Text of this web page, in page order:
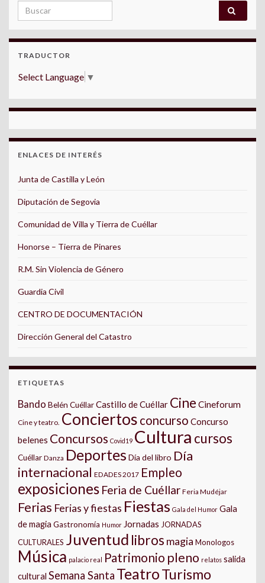
Search for:
TRADUCTOR
Select Language ▼
ENLACES DE INTERÉS
Junta de Castilla y León
Diputación de Segovia
Comunidad de Villa y Tierra de Cuéllar
Honorse – Tierra de Pinares
R.M. Sin Violencia de Género
Guardia Civil
CENTRO DE DOCUMENTACIÓN
Dirección General del Catastro
ETIQUETAS
Bando Belén CuéllarCastillo de Cuéllar Cine Cineforum
Cine y teatro. Conciertos concurso Concurso
belenes Concursos Covid19 Cultura cursos
Cuéllar Danza Deportes Día del libro Día
internacional EDADES 2017 Empleo
exposiciones Feria de Cuéllar Feria Mudéjar
Ferias Ferias y fiestas Fiestas Gala del Humor Gala
de magia Gastronomía Humor Jornadas JORNADAS
CULTURALES Juventud libros magia Monologos
Música palacio real Patrimonio pleno relatos salida
cultural Semana Santa TeatroTurismo